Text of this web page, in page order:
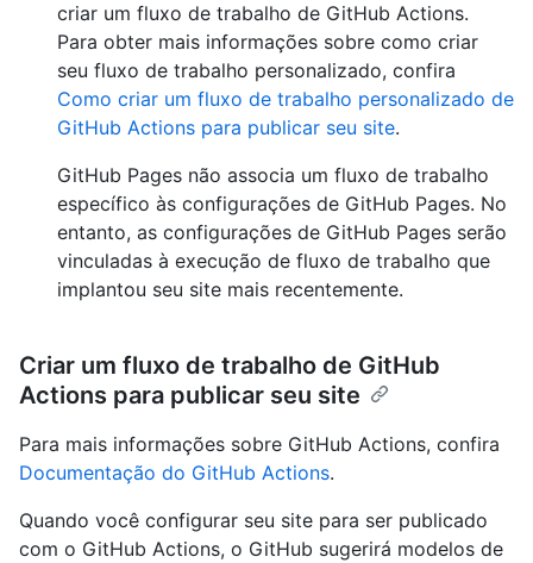
criar um fluxo de trabalho de GitHub Actions.
Para obter mais informações sobre como criar
seu fluxo de trabalho personalizado, confira
Como criar um fluxo de trabalho personalizado de
GitHub Actions para publicar seu site.
GitHub Pages não associa um fluxo de trabalho
específico às configurações de GitHub Pages. No
entanto, as configurações de GitHub Pages serão
vinculadas à execução de fluxo de trabalho que
implantou seu site mais recentemente.
Criar um fluxo de trabalho de GitHub
Actions para publicar seu site
Para mais informações sobre GitHub Actions, confira
Documentação do GitHub Actions.
Quando você configurar seu site para ser publicado
com o GitHub Actions, o GitHub sugerirá modelos de